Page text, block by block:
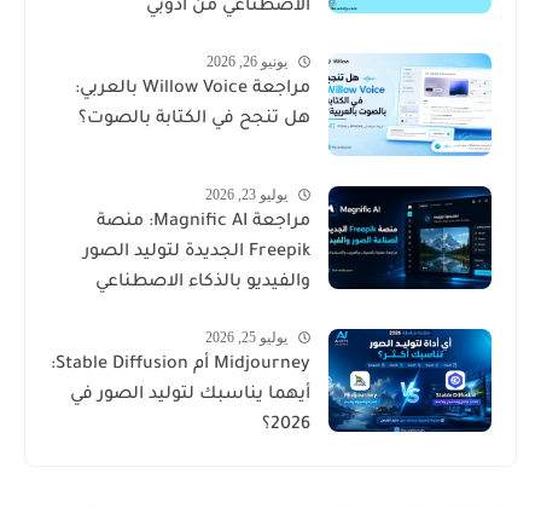
الاصطناعي من أدوبي
يونيو 26, 2026
مراجعة Willow Voice بالعربي:
هل تنجح في الكتابة بالصوت؟
يوليو 23, 2026
مراجعة Magnific AI: منصة
Freepik الجديدة لتوليد الصور
والفيديو بالذكاء الاصطناعي
يوليو 25, 2026
Midjourney أم Stable Diffusion:
أيهما يناسبك لتوليد الصور في
2026؟